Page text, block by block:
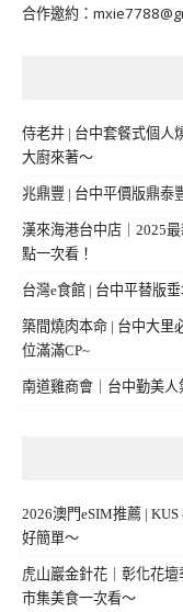
合作邀約：
侍老井 | 台中套餐式個人
大廚來著～
兆鼎豐 | 台中平價版鼎泰
漢來海港台中店｜2025
點一次看！
台灣e食館 | 台中平替版
築間燒肉本命 | 台中大里
位滿滿CP~
南道雞商會｜台中勤美
2026澳門eSIM推薦 |
好簡單～
虎山巖金針花｜彰化花
市集美食一次看～